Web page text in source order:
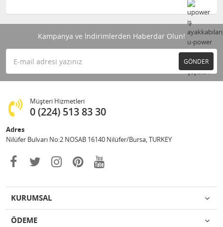
Kampanya ve İndirimlerden Haberdar Olun!
GÖNDER
Müşteri Hizmetleri
0 (224) 513 83 30
Adres
Nilüfer Bulvarı No:2 NOSAB 16140 Nilüfer/Bursa, TURKEY
KURUMSAL
ÖDEME